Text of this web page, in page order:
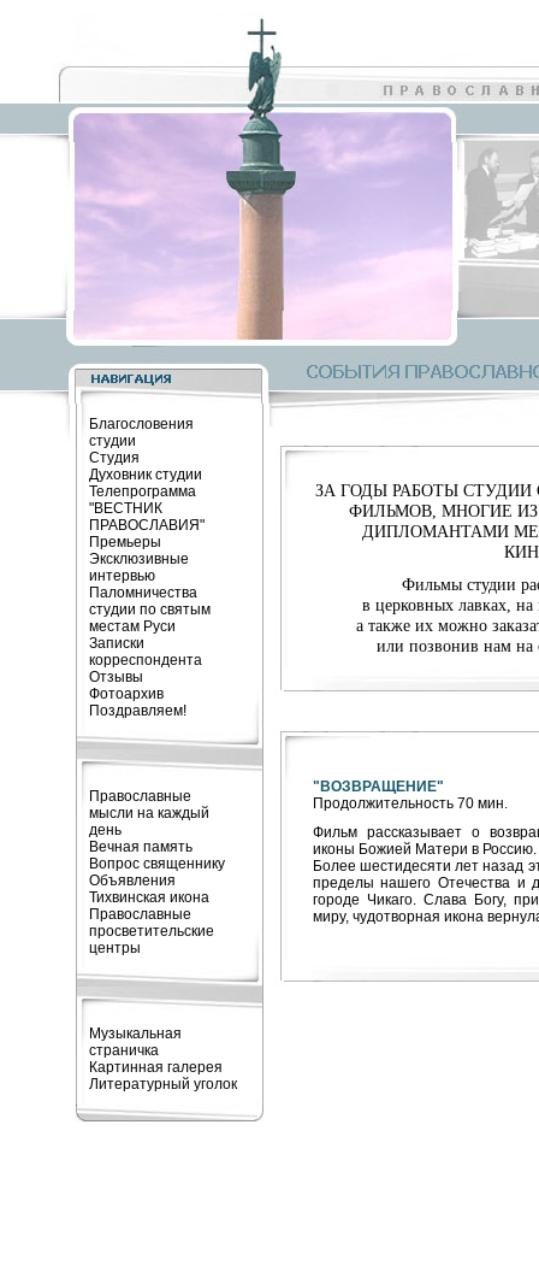
Благословения
студии
Студия
Духовник студии
Телепрограмма
"ВЕСТНИК
ПРАВОСЛАВИЯ"
Премьеры
Эксклюзивные
интервью
Паломничества
студии по святым
местам Руси
Записки
корреспондента
Отзывы
Фотоархив
Поздравляем!
Православные
мысли на каждый
день
Вечная память
Вопрос священнику
Объявления
Тихвинская икона
Православные
просветительские
центры
Музыкальная
страничка
Картинная галерея
Литературный уголок
ЗА ГОДЫ РАБОТЫ
ФИЛЬМОВ, МНОГИЕ
ДИПЛОМАНТАМИ
Фильмы студии
в церковных лавках, на
а также их можно
или позвонив нам на
"ВОЗВРАЩЕНИЕ"
Продолжительность 70 мин.
Фильм рассказывает о
иконы Божией Матери в Росcию.
Более шестидесяти лет назад
пределы нашего Отечества и
городе Чикаго. Слава Богу,
миру, чудотворная икона